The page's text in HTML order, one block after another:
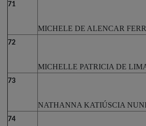
71
MICHELE DE ALENCAR
72
MICHELLE PATRICIA DE
73
NATHANNA KATIÚSCIA
74